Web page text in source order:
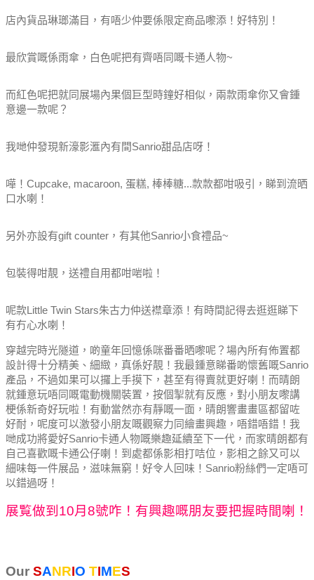
店內貨品琳瑯滿目，有唔少仲要係限定商品嚟添！好特別！
最欣賞嘅係雨傘，白色呢把有齊唔同嘅卡通人物~
而紅色呢把就同展場內果個巨型時鐘好相似，兩款雨傘你又會鍾
意邊一款呢？
我哋仲發現新濠影滙內有間Sanrio甜品店呀！
嘩！Cupcake, macaroon, 蛋糕, 棒棒糖...款款都咁吸引，睇到流晒
口水喇！
另外亦設有gift counter，有其他Sanrio小食禮品~
包裝得咁靚，送禮自用都咁啱啦！
呢款Little Twin Stars朱古力仲送襟章添！有時間記得去逛逛睇下
有冇心水喇！
穿越完時光隧道，啲童年回憶係咪番番晒嚟呢？ 場內所有佈置都
設計得十分精美、細緻，真係好靚！ 我最鍾意睇番啲懷舊嘅Sanrio
產品，不過如果可以攞上手摸下，甚至有得賣就更好喇！ 而晴朗
就鍾意玩唔同嘅電動機關裝置，按個掣就有反應，對小朋友嚟講
梗係新奇好玩啦！ 有動當然亦有靜嘅一面，晴朗響畫畫區都留咗
好耐，呢度可以激發小朋友嘅觀察力同繪畫興趣，唔錯唔錯！ 我
哋成功將愛好Sanrio卡通人物嘅樂趣延續至下一代，而家晴朗都有
自己喜歡嘅卡通公仔喇！ 到處都係影相打咭位，影相之餘又可以
細味每一件展品，滋味無窮！好令人回味！ Sanrio粉絲們一定唔可
以錯過呀！
展覧做到10月8號咋！有興趣嘅朋友要把握時間喇！
Our SANRIO TIMES